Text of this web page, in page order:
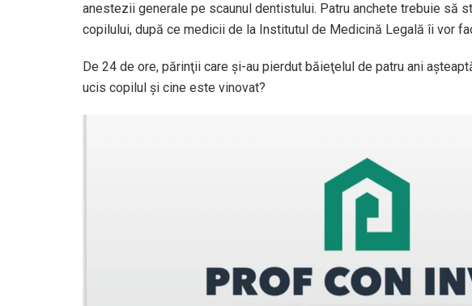
anestezii generale pe scaunul dentistului. Patru anchete trebuie să
copilului, după ce medicii de la Institutul de Medicină Legală îi vor
De 24 de ore, părinţii care şi-au pierdut băieţelul de patru ani
ucis copilul şi cine este vinovat?